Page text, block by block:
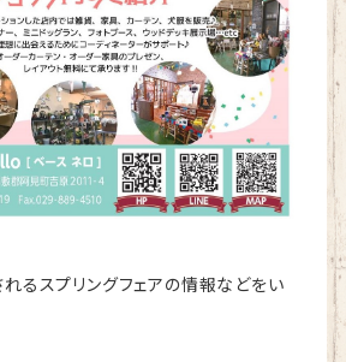
るスプリングフェアの情報などをい